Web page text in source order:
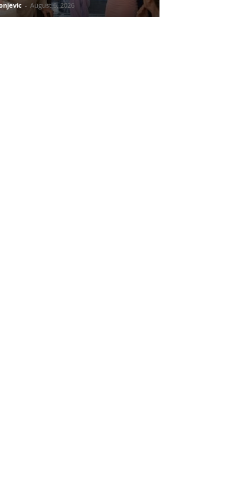
- August 6, 2026